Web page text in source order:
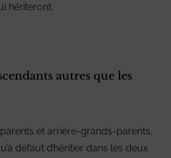
hériteront.
autres que les
et arrière-grands-parents,
défaut d’héritier dans les deux